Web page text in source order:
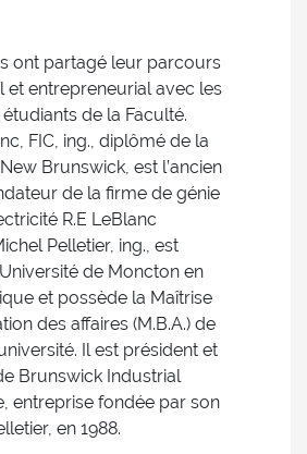
ont partagé leur parcours
et entrepreneurial avec les
de la Faculté.
FIC, ing., diplômé de la
Brunswick, est l’ancien
de la firme de génie
R.E LeBlanc
Pelletier, ing., est
de Moncton en
et possède la Maîtrise
des affaires (M.B.A.) de
Il est président et
Brunswick Industrial
entreprise fondée par son
en 1988.